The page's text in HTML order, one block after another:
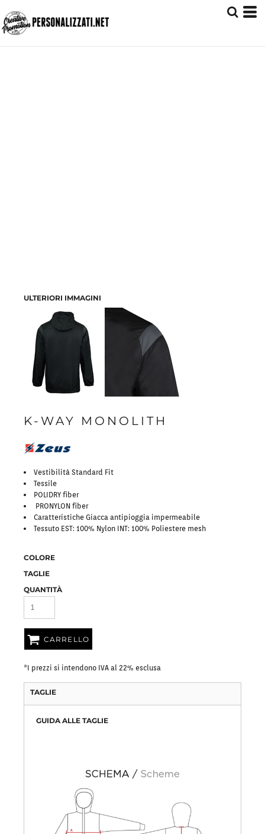
ULTERIORI IMMAGINI
K-WAY MONOLITH
Vestibilità Standard Fit
Tessile
POLIDRY fiber
PRONYLON fiber
Caratteristiche Giacca antipioggia impermeabile
Tessuto EST: 100% Nylon INT: 100% Poliestere mesh
COLORE
TAGLIE
QUANTITÀ
CARRELLO
*I prezzi si intendono IVA al 22% esclusa
TAGLIE
GUIDA ALLE TAGLIE